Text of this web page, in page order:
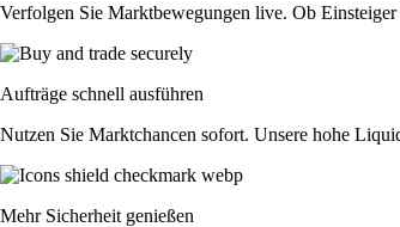
Verfolgen Sie Marktbewegungen live. Ob
Aufträge schnell ausführen
Nutzen Sie Marktchancen sofort. Unsere hohe
Mehr Sicherheit genießen